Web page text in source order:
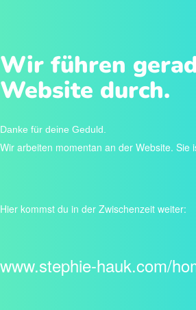
Wir führen
Website durch.
Danke für deine Geduld.
Wir arbeiten momentan an der Website.
Hier kommst du in der Zwischenzeit weiter:
www.stephie-hauk.com/